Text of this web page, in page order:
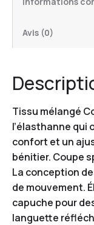
Avis (0)
Tissu mélangé
l’élasthanne qui
confort et un
bénitier. Coupe
La conception
de mouvement.
capuche pour
languette